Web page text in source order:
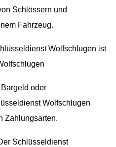
Schlössern und
Fahrzeug.
Wolfschlugen ist
oder
Wolfschlugen
Zahlungsarten.
Schlüsseldienst